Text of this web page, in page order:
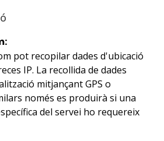
pot recopilar dades d'ubicació
IP. La recollida de dades
mitjançant GPS o
només es produirà si una
del servei ho requereix